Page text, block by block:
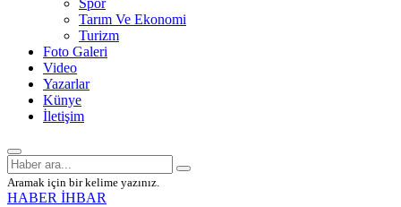
Spor
Tarım Ve Ekonomi
Turizm
Foto Galeri
Video
Yazarlar
Künye
İletişim
Aramak için bir kelime yazınız.
HABER İHBAR